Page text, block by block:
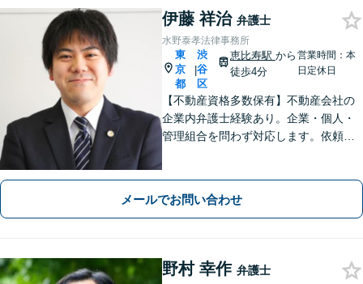
伊藤 祥治 弁護士
水野泰孝法律事務所
東
京
都
|
渋
谷
区
恵比寿駅 から
徒歩4分
営業時間：本
日定休日
【不動産資格多数保有】不動産会社の
企業内弁護士経験あり。企業・個人・
管理組合を問わず対応します。依頼者
メールでお問い合わせ
野村 幸作 弁護士